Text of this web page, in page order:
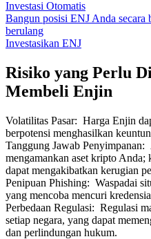
Investasi Otomatis
Bangun posisi ENJ Anda secara
berulang
Investasikan ENJ
Risiko yang Perlu
Membeli Enjin
Volatilitas Pasar: Harga Enjin
berpotensi menghasilkan
Tanggung Jawab Penyimpanan:
mengamankan aset kripto Anda;
dapat mengakibatkan kerugian
Penipuan Phishing: Waspadai
yang mencoba mencuri
Perbedaan Regulasi: Regulasi
setiap negara, yang dapat
dan perlindungan hukum.